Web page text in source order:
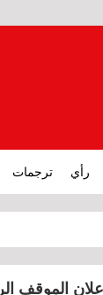
رأي ترجمات
الموقف